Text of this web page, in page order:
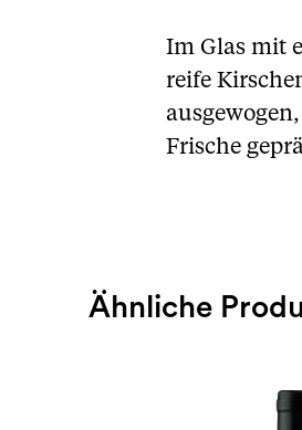
Im Glas mit
reife
Frische
Ähnliche